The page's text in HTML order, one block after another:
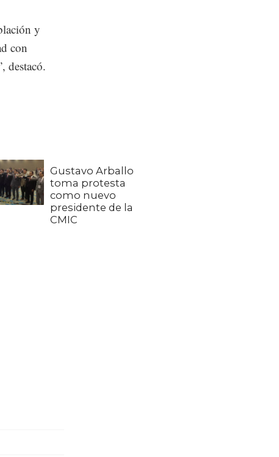
y
con
destacó.
Gustavo Arballo
toma protesta
como nuevo
presidente de la
CMIC